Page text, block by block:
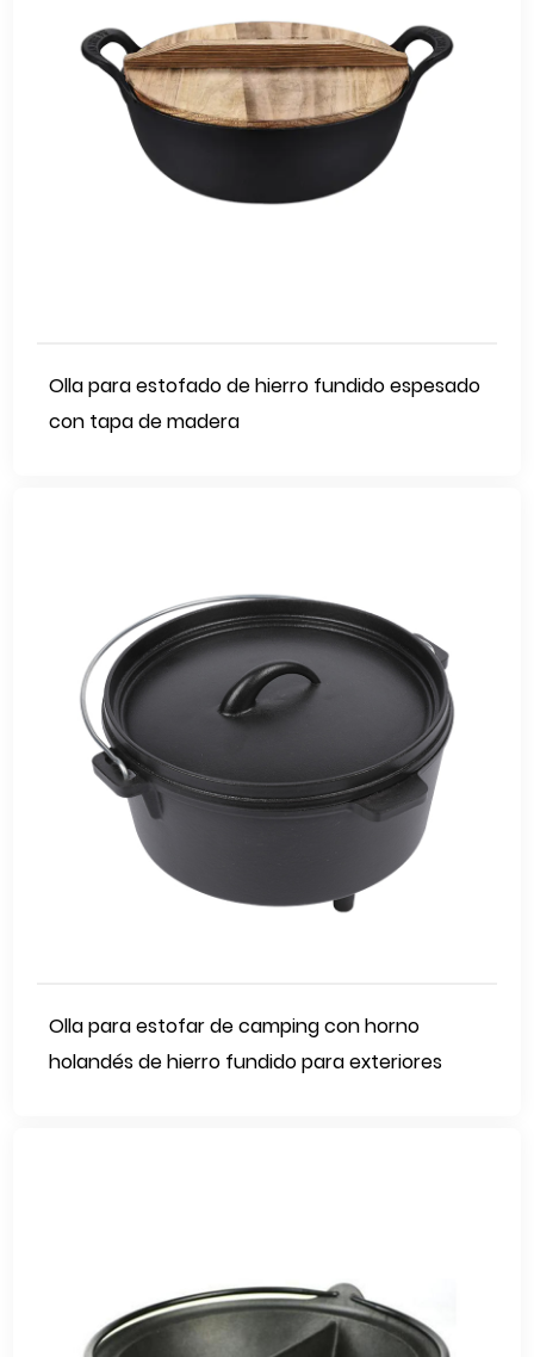
Olla para estofado de hierro fundido espesado
con tapa de madera
Olla para estofar de camping con horno
holandés de hierro fundido para exteriores